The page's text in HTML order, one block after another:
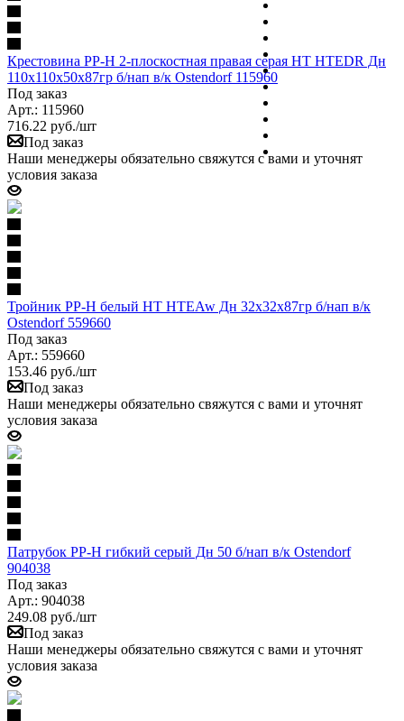
Крестовина PP-H 2-плоскостная правая серая HT HTEDR Дн
110х110х50х87гр б/нап в/к Ostendorf 115960
Под заказ
Арт.: 115960
716.22 руб./шт
Под заказ
Наши менеджеры обязательно свяжутся с вами и уточнят
условия заказа
Тройник PP-H белый HT HTEAw Дн 32х32х87гр б/нап в/к
Ostendorf 559660
Под заказ
Арт.: 559660
153.46 руб./шт
Под заказ
Наши менеджеры обязательно свяжутся с вами и уточнят
условия заказа
Патрубок PP-H гибкий серый Дн 50 б/нап в/к Ostendorf
904038
Под заказ
Арт.: 904038
249.08 руб./шт
Под заказ
Наши менеджеры обязательно свяжутся с вами и уточнят
условия заказа